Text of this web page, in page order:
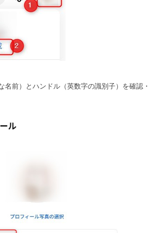
名前）とハンドル（英数字の識別子）を確認・